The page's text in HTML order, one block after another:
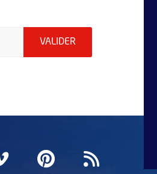
indiquez votre email
VALIDER ENVOYER MA
fenêtrefenêtre
une nouvelle
Vimeo
, Ouvre une
Pinterest
, Ouvre une
Flux RSS